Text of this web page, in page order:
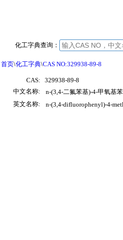
化工字典查询：
首页\化工字典\CAS NO:329938-89-8
CAS:
329938-89-8
中文名称:
n-(3,4-二氟苯基)-4-甲氧基
英文名称:
n-(3,4-difluorophenyl)-4-